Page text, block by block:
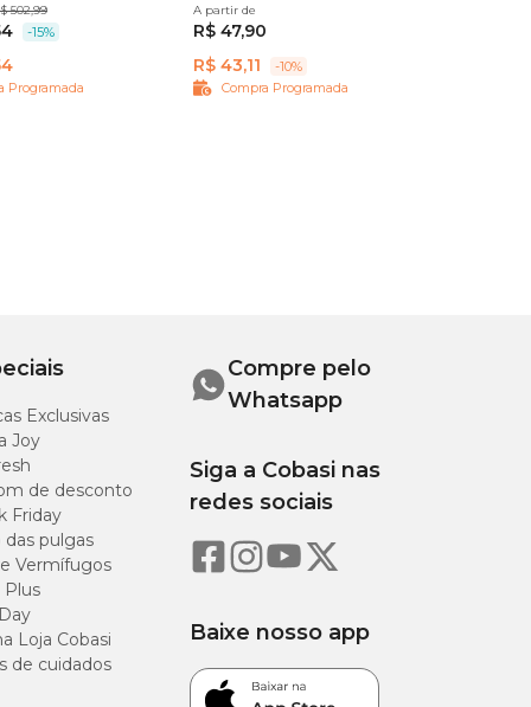
ou
o
Alimentares
502,99
-15%
Programada
Salmão
1 kg 2,5 kg
A partir de
R$ 47,90
R$ 43,11
-10%
Compra Programada
Exclusivas
Joy
de desconto
Friday
das pulgas
Vermífugos
Plus
Loja Cobasi
de cuidados
Compre pelo
Whatsapp
Siga a Cobasi nas
redes sociais
Baixe nosso app